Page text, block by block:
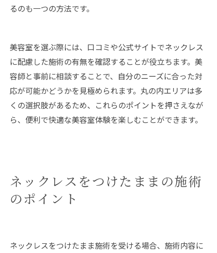
るのも一つの方法です。
美容室を選ぶ際には、口コミや公式サイトでネックレス
に配慮した施術の有無を確認することが役立ちます。美
容師と事前に相談することで、自分のニーズに合った対
応が可能かどうかを見極められます。丸の内エリアは多
くの選択肢があるため、これらのポイントを押さえなが
ら、便利で快適な美容室体験を楽しむことができます。
ネックレスをつけたままの施術
のポイント
ネックレスをつけたまま施術を受ける場合、施術内容に